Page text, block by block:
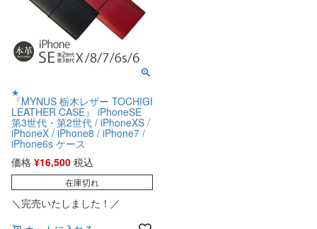
★
『MYNUS 栃木レザー TOCHIGI
LEATHER CASE』 iPhoneSE
第3世代・第2世代 / iPhoneXS /
iPhoneX / iPhone8 / iPhone7 /
iPhone6s ケース
価格 ¥16,500 税込
在庫切れ
＼完売いたしました！／